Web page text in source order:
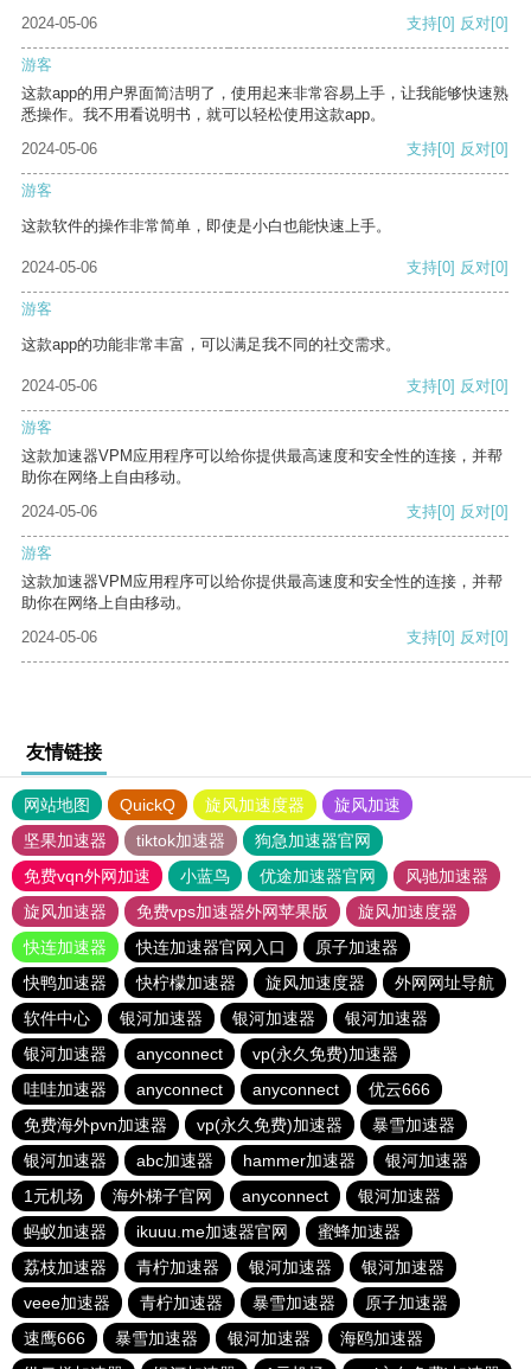
2024-05-06
支持[0] 反对[0]
游客
这款app的用户界面简洁明了，使用起来非常容易上手，让我能够快速熟
悉操作。我不用看说明书，就可以轻松使用这款app。
2024-05-06
支持[0] 反对[0]
游客
这款软件的操作非常简单，即使是小白也能快速上手。
2024-05-06 支持[0] 反对[0]
游客
这款app的功能非常丰富，可以满足我不同的社交需求。
2024-05-06 支持[0] 反对[0]
游客
这款加速器VPM应用程序可以给你提供最高速度和安全性的连接，并帮
助你在网络上自由移动。
2024-05-06
支持[0] 反对[0]
游客
这款加速器VPM应用程序可以给你提供最高速度和安全性的连接，并帮
助你在网络上自由移动。
2024-05-06
支持[0] 反对[0]
友情链接
网站地图 QuickQ 旋风加速度器
旋风加速
坚果加速器
tiktok加速器
狗急加速器官网
免费vqn外网加速
小蓝鸟 优途加速器官网
风驰加速器
旋风加速器
免费vps加速器外网苹果版
旋风加速度器
快连加速器
快连加速器官网入口
原子加速器
快鸭加速器
快柠檬加速器 旋风加速度器
外网网址导航
软件中心
银河加速器 银河加速器
银河加速器
银河加速器
anyconnect
vp(永久免费)加速器
哇哇加速器
anyconnect anyconnect
优云666
免费海外pvn加速器
vp(永久免费)加速器
暴雪加速器
银河加速器
abc加速器 hammer加速器
银河加速器
1元机场
海外梯子官网 anyconnect
银河加速器
蚂蚁加速器
ikuuu.me加速器官网
蜜蜂加速器
荔枝加速器
青柠加速器 银河加速器
银河加速器
veee加速器
青柠加速器 暴雪加速器
原子加速器
速鹰666
暴雪加速器 银河加速器
海鸥加速器